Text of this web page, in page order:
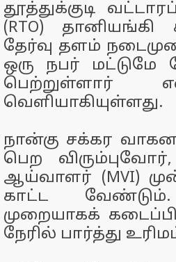
தூத்துக்குடி
(RTO)
தேர்வு தளம்
ஒரு நபர் மட்டுமே
பெற்றுள்ளார்
வெளியாகியுள்ளது.
நான்கு சக்கர வாகன
பெற
ஆய்வாளர் (MVI)
காட்ட
முறையாகக்
நேரில் பார்த்து